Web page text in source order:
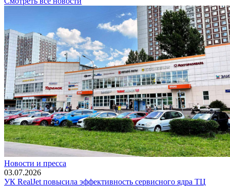
Новости и пресса
03.07.2026
УК RealJet повысила эффективность сервисного ядра ТЦ